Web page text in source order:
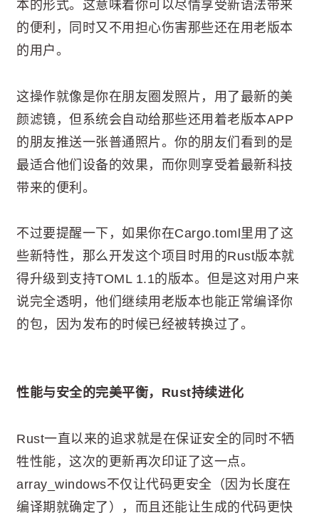
本的形式。这意味着你可以尽情享受新语法带来
的便利，同时又不用担心伤害那些还在用老版本
的用户。
这操作就像是你在朋友圈发照片，用了最新的美
颜滤镜，但系统会自动给那些还用着老版本APP
的朋友推送一张普通照片。你的朋友们看到的是
最适合他们设备的效果，而你则享受着最新科技
带来的便利。
不过要提醒一下，如果你在Cargo.toml里用了这
些新特性，那么开发这个项目时用的Rust版本就
得升级到支持TOML 1.1的版本。但是这对用户来
说完全透明，他们继续用老版本也能正常编译你
的包，因为发布的时候已经被转换过了。
性能与安全的完美平衡，Rust持续进化
Rust一直以来的追求就是在保证安全的同时不牺
牲性能，这次的更新再次印证了这一点。
array_windows不仅让代码更安全（因为长度在
编译期就确定了），而且还能让生成的代码更快